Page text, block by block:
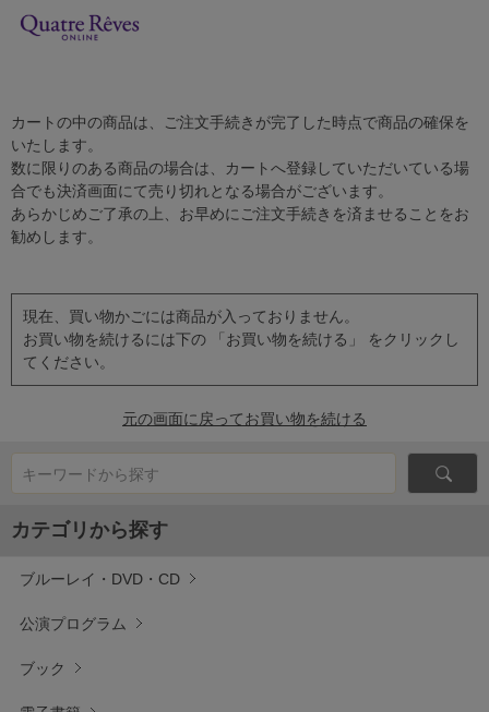
カートの中の商品は、ご注文手続きが完了した時点で商品の確保を
いたします。
数に限りのある商品の場合は、カートへ登録していただいている場
合でも決済画面にて売り切れとなる場合がございます。
あらかじめご了承の上、お早めにご注文手続きを済ませることをお
勧めします。
現在、買い物かごには商品が入っておりません。
お買い物を続けるには下の 「お買い物を続ける」 をクリックし
てください。
元の画面に戻ってお買い物を続ける
キーワードから探す
カテゴリから探す
ブルーレイ・DVD・CD
公演プログラム
ブック